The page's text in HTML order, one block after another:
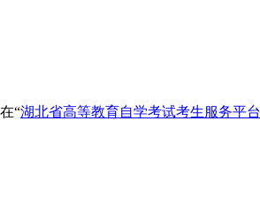
“湖北省高等教育自学考试考生服务平台